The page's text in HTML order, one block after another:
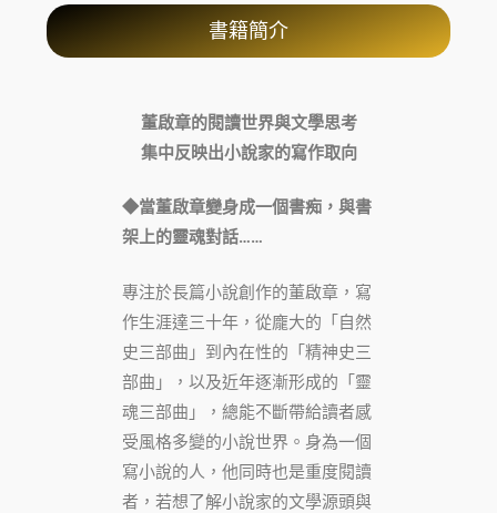
書籍簡介
董啟章的閱讀世界與文學思考
集中反映出小說家的寫作取向
◆當董啟章變身成一個書痴，與書
架上的靈魂對話……
專注於長篇小說創作的董啟章，寫
作生涯達三十年，從龐大的「自然
史三部曲」到內在性的「精神史三
部曲」，以及近年逐漸形成的「靈
魂三部曲」，總能不斷帶給讀者感
受風格多變的小說世界。身為一個
寫小說的人，他同時也是重度閱讀
者，若想了解小說家的文學源頭與